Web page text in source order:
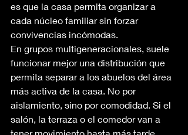
es que la casa permita organizar a
cada núcleo familiar sin forzar
convivencias incómodas.
En grupos multigeneracionales, suele
funcionar mejor una distribución que
permita separar a los abuelos del área
más activa de la casa. No por
aislamiento, sino por comodidad. Si el
salón, la terraza o el comedor van a